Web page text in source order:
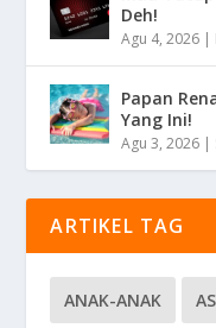
Deh!
Agu 4, 2026 |
Papan
Yang Ini!
Agu 3, 2026 |
ARTIKEL TAG
ANAK-ANAK